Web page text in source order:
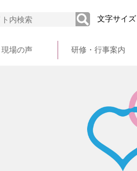
文字サイズ
現場の声 研修・行事案内